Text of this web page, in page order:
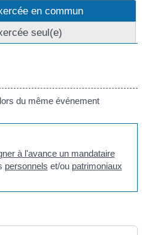
en commun
seul(e)
du même événement
à l'avance un mandataire
personnels et/ou patrimoniaux